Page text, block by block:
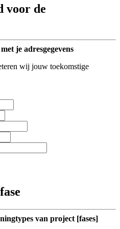
voor de
je adresgegevens
wij jouw toekomstige
van project [fases]